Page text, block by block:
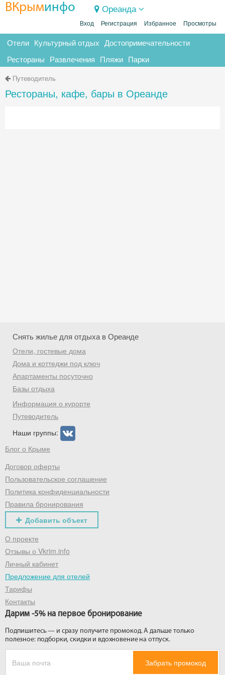
ВКрыминфо Ореанда
Вход Регистрация Избранное Просмотры
Отели Культурный отдых Достопримечательности
Рестораны Развлечения Пляжи Парки
Путеводитель
Рестораны, кафе, бары в Ореанде
Снять жилье для отдыха в Ореанде
Отели, гостевые дома
Дома и коттеджи под ключ
Апартаменты посуточно
Базы отдыха
Информация о курорте
Путеводитель
Наши группы:
Блог о Крыме
Договор оферты
Пользовательское соглашение
Политика конфиденциальности
Правила бронирования
Добавить объект
О проекте
Отзывы о Vkrim.info
Личный кабинет
Предложение для отелей
Тарифы
Контакты
Дарим -5% на первое бронирование
Подпишитесь — и сразу получите промокод. А дальше только
полезное: подборки, скидки и вдохновение на отпуск.
Забрать промокод
Скидка −5%
Хочешь дешевле? Оставь почту и получи
промокод на первое бронирование!